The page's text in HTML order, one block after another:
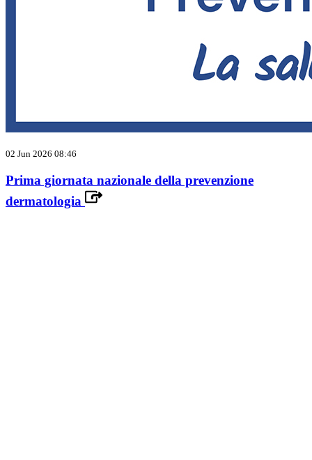
02 Jun 2026 08:46
Prima giornata nazionale della prevenzione
dermatologia